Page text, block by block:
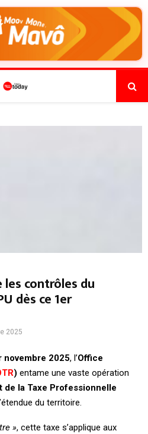
les contrôles du
dès ce 1er
2025
novembre 2025, l’Office
) entame une vaste opération
de la Taxe Professionnelle
du territoire.
», cette taxe s’applique aux